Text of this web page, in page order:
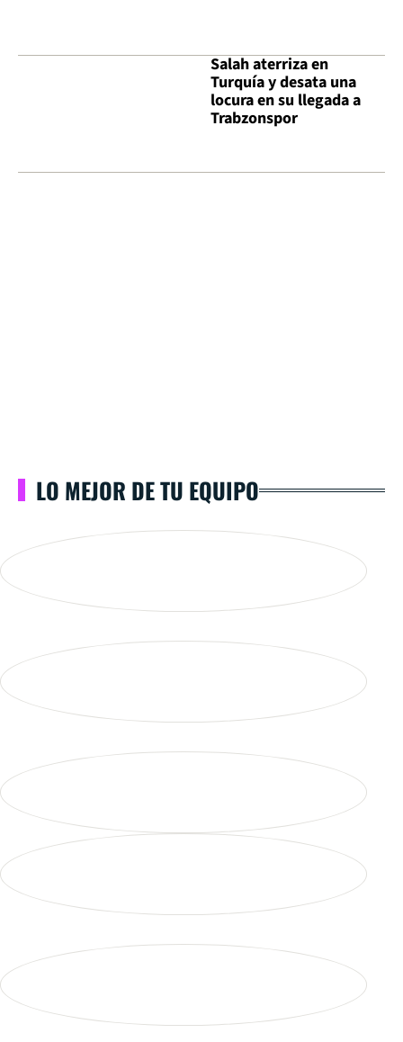
Salah aterriza en
Turquía y desata una
locura en su llegada a
Trabzonspor
LO MEJOR DE TU EQUIPO